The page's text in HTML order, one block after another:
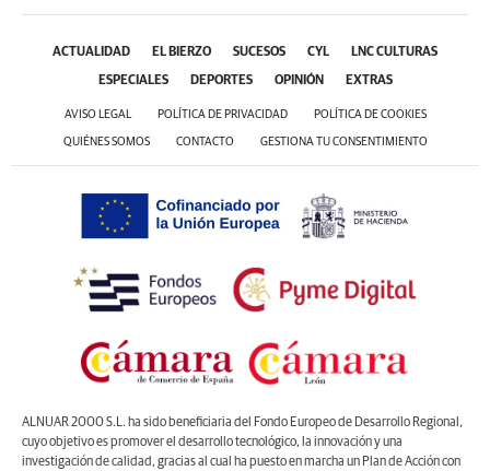
ACTUALIDAD EL BIERZO SUCESOS CYL LNC CULTURAS
ESPECIALES DEPORTES OPINIÓN EXTRAS
AVISO LEGAL POLÍTICA DE PRIVACIDAD POLÍTICA DE COOKIES
QUIÉNES SOMOS CONTACTO GESTIONA TU CONSENTIMIENTO
ALNUAR 2000 S.L. ha sido beneficiaria del Fondo Europeo de Desarrollo Regional,
cuyo objetivo es promover el desarrollo tecnológico, la innovación y una
investigación de calidad, gracias al cual ha puesto en marcha un Plan de Acción con